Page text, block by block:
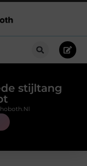
stijltang